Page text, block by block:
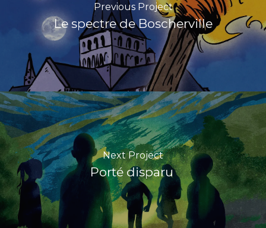
Previous Project
Le spectre de Boscherville
Next Project
Porté disparu